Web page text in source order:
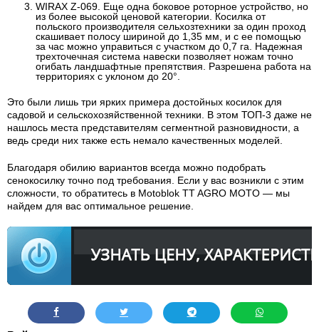
WIRAX Z-069 . Еще одна боковое роторное устройство, но
из более высокой ценовой категории. Косилка от
польского производителя сельхозтехники за один проход
скашивает полосу шириной до 1,35 мм, и с ее помощью
за час можно управиться с участком до 0,7 га. Надежная
трехточечная система навески позволяет ножам точно
огибать ландшафтные препятствия. Разрешена работа на
территориях с уклоном до 20°.
Это были лишь три ярких примера достойных косилок для
садовой и сельскохозяйственной техники. В этом ТОП-3 даже не
нашлось места представителям сегментной разновидности, а
ведь среди них также есть немало качественных моделей.
Благодаря обилию вариантов всегда можно подобрать
сенокосилку точно под требования. Если у вас возникли с этим
сложности, то обратитесь в Motoblok TT AGRO MOTO — мы
найдем для вас оптимальное решение.